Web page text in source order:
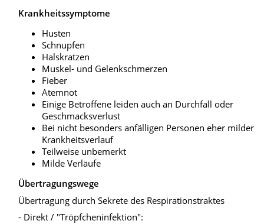
Krankheitssymptome
Husten
Schnupfen
Halskratzen
Muskel- und Gelenkschmerzen
Fieber
Atemnot
Einige Betroffene leiden auch an Durchfall oder
Geschmacksverlust
Bei nicht besonders anfälligen Personen eher milder
Krankheitsverlauf
Teilweise unbemerkt
Milde Verläufe
Übertragungswege
Übertragung durch Sekrete des Respirationstraktes
- Direkt / "Tröpfcheninfektion":